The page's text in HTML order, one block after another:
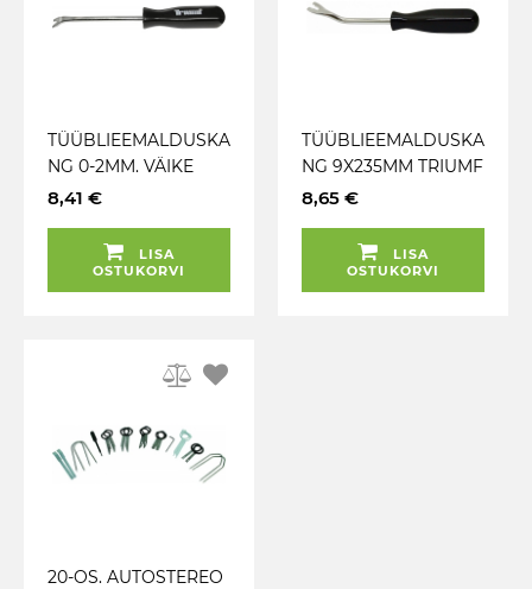
TÜÜBLIEEMALDUSKA
NG 0-2MM. VÄIKE
TRIUMF
8,41 €
LISA
OSTUKORVI
TÜÜBLIEEMALDUSKA
NG 9X235MM TRIUMF
8,65 €
LISA
OSTUKORVI
20-OS. AUTOSTEREO